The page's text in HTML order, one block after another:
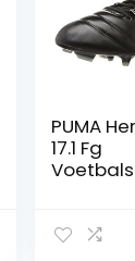
PUMA
17.1 Fg